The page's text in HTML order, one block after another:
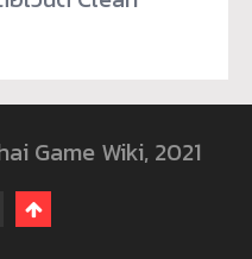
Game Wiki, 2021